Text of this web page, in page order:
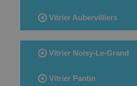
Vitrier Aubervilliers
Vitrier Noisy-Le-Grand
Vitrier Pantin